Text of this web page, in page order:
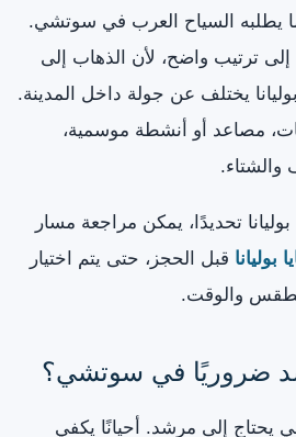
يطلبه السياح العرب في سوتشي.
ترتيب واضح، لأن الذهاب إلى
يختلف عن جولة داخل المدينة.
مصاعد أو أنشطة موسمية،
والشتاء.
تحديدًا، يمكن مراجعة مسار
قبل الحجز، حتى يتم اختيار
والوقت.
ضروريًا في سوتشي؟
إلى مرشد. أحيانًا يكفي